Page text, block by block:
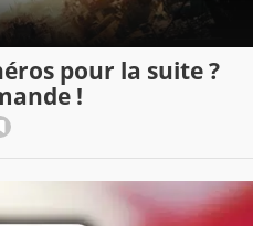
pour la suite ?
!